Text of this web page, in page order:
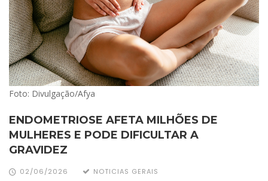
Foto: Divulgação/Afya
ENDOMETRIOSE AFETA MILHÕES DE
MULHERES E PODE DIFICULTAR A
GRAVIDEZ
02/06/2026 NOTICIAS GERAIS